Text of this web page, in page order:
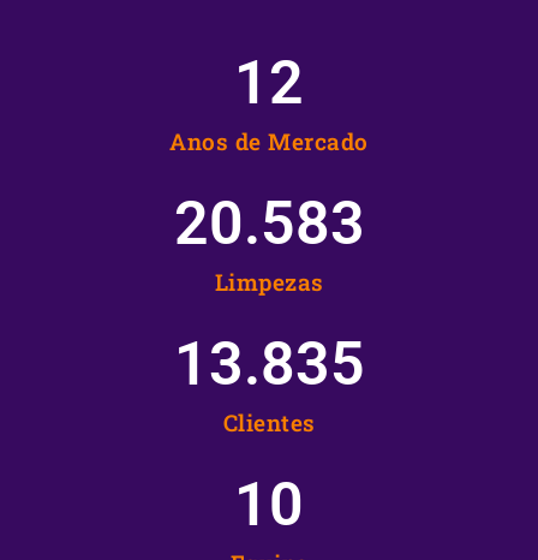
Anos de Mercado
12
Limpezas
20.583
Clientes
13.835
10